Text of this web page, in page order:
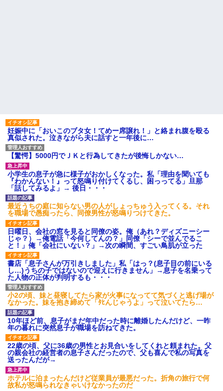
妊娠中に「おいこのブタ女！てめー席譲れ！」と絡まれ腹を殴る
真似された。泣きながら夫に話すと一年後に…
【驚愕】5000円でＪＫと行為してきたが後悔しかない…
小学生の息子が急に様子がおかしくなった。私「理由を聞いても
『わかんない！』って怒鳴り付けてくるし、困っってる」旦那
「話してみるよ」→ 後日・・・
最近うちの庭に知らない男の人がしょっちゅう入ってくる。それ
を職場で愚痴ったら、同僚男性が怒鳴りつけてきた。
日曜日、会社の窓を見ると同僚の姿。俺（あれ？ディズニーシー
じゃ？）→俺電話「今何してんの？」同僚「シーで並んでるこ
と！」俺「会社にいない？」→次の瞬間、すごい鳥肌が立った
書店「息子さんが万引きしました」私「はっ？(息子目の前にいる
し…)うちの子ではないので迎えに行きません」→息子を名乗って
た人物の正体が判明するも・・・
小2の頃、妹と昼寝してたら家が火事になってて気づくと逃げ場が
なかった。妹を抱き締めて「ﾀﾋんじゃうよ」って泣いてたら…
10年ほど前、息子がまだ年中だった時に離婚したんだけど、一昨
年の暮れに突然息子が職場を訪ねてきた。
22歳の頃、父に36歳の男性とお見合いをしてくれと頼まれた。父
の親会社の経営者の息子さんだったので、父も喜んで私の写真を
送ったんだが→
ホテルに泊まったんだけど従業員が最悪だった。折角の旅行で何
故私が怒鳴られなきゃいけなかったのだ